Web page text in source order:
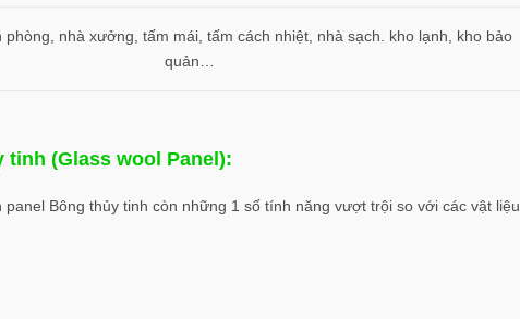
phòng, nhà xưởng, tấm mái, tấm cách nhiệt, nhà sạch. kho lạnh, kho bảo
quản…
tinh (Glass wool Panel):
Bông thủy tinh còn những 1 số tính năng vượt trội so với các vật liệu